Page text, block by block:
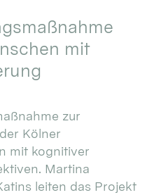
mit
zur
Kölner
mit kognitiver
Martina
leiten das Projekt